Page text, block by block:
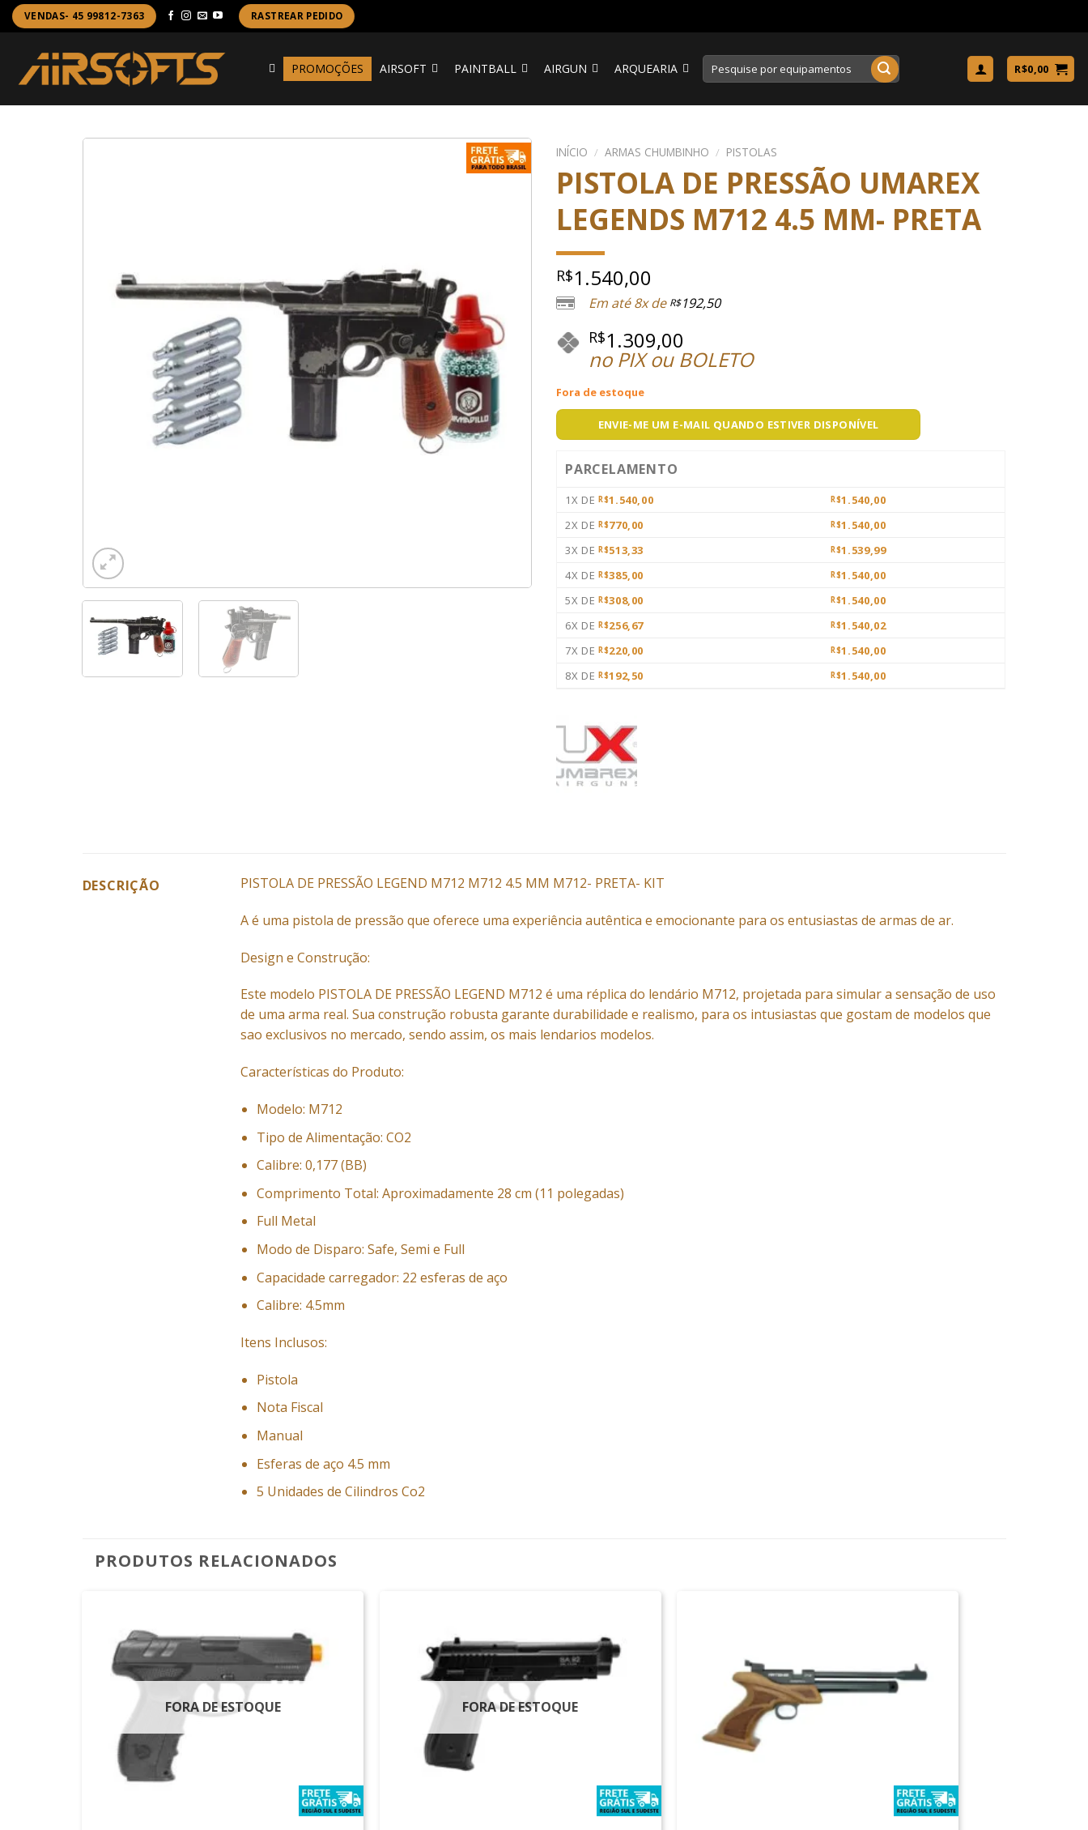
Skip
to
content
VENDAS- 45 99812-7363 RASTREAR PEDIDO
PROMOÇÕES AIRSOFT PAINTBALL AIRGUN ARQUEARIA
Pesquisar
por:
R$0,00
INÍCIO / ARMAS CHUMBINHO / PISTOLAS
PISTOLA DE PRESSÃO UMAREX
LEGENDS M712 4.5 MM- PRETA
R$1.540,00
Em até 8x de R$192,50
R$1.309,00
no PIX ou BOLETO
Fora de estoque
ENVIE-ME UM E-MAIL QUANDO ESTIVER DISPONÍVEL
PARCELAMENTO
1X DE R$1.540,00 R$1.540,00
2X DE R$770,00 R$1.540,00
3X DE R$513,33 R$1.539,99
4X DE R$385,00 R$1.540,00
5X DE R$308,00 R$1.540,00
6X DE R$256,67 R$1.540,02
7X DE R$220,00 R$1.540,00
8X DE R$192,50 R$1.540,00
DESCRIÇÃO PISTOLA DE PRESSÃO LEGEND M712 M712 4.5 MM M712- PRETA- KIT
A é uma pistola de pressão que oferece uma experiência autêntica e emocionante para os entusiastas de armas de ar.
Design e Construção:
Este modelo PISTOLA DE PRESSÃO LEGEND M712 é uma réplica do lendário M712, projetada para simular a sensação de uso
de uma arma real. Sua construção robusta garante durabilidade e realismo, para os intusiastas que gostam de modelos que
sao exclusivos no mercado, sendo assim, os mais lendarios modelos.
Características do Produto:
Modelo: M712
Tipo de Alimentação: CO2
Calibre: 0,177 (BB)
Comprimento Total: Aproximadamente 28 cm (11 polegadas)
Full Metal
Modo de Disparo: Safe, Semi e Full
Capacidade carregador: 22 esferas de aço
Calibre: 4.5mm
Itens Inclusos:
Pistola
Nota Fiscal
Manual
Esferas de aço 4.5 mm
5 Unidades de Cilindros Co2
PRODUTOS RELACIONADOS
FORA DE ESTOQUE FORA DE ESTOQUE